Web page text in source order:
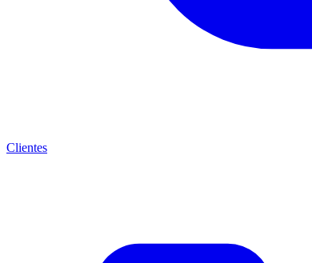
Clientes